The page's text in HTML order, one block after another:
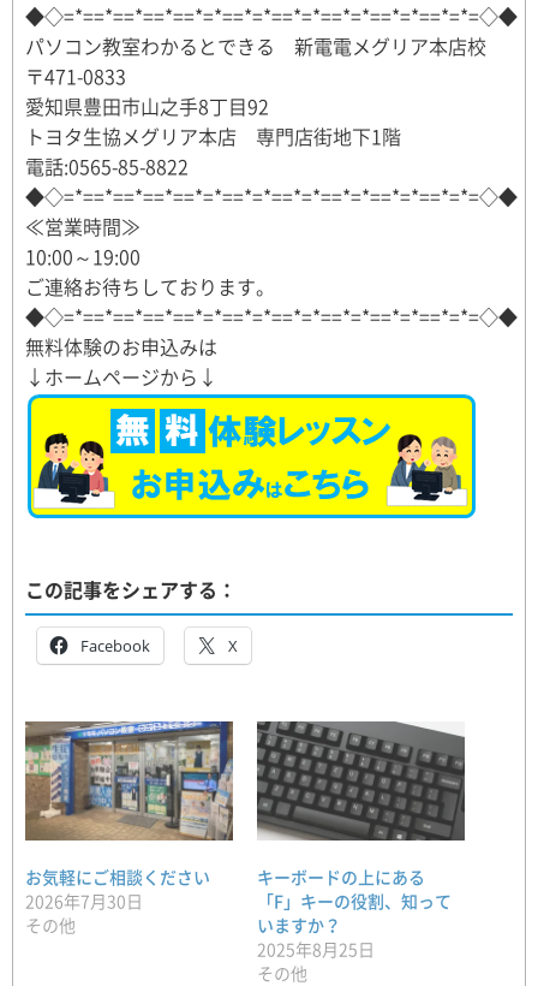
◆◇=*==*==*==*==*=*==*=*==*=*==*=*==*=*==*=*=◇◆
パソコン教室わかるとできる 新電電メグリア本店校
〒471-0833
愛知県豊田市山之手8丁目92
トヨタ生協メグリア本店 専門店街地下1階
電話:0565-85-8822
◆◇=*==*==*==*==*=*==*=*==*=*==*=*==*=*==*=*=◇◆
≪営業時間≫
10:00～19:00
ご連絡お待ちしております。
◆◇=*==*==*==*==*=*==*=*==*=*==*=*==*=*==*=*=◇◆
無料体験のお申込みは
↓ホームページから↓
この記事をシェアする：
Facebook X
お気軽にご相談ください
2026年7月30日
その他
キーボードの上にある
「F」キーの役割、知って
いますか？
2025年8月25日
その他